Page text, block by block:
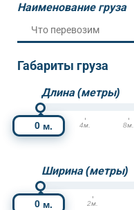
Наименование груза
Габариты груза
Длина (метры)
м.
0м. 4м. 8м.
Ширина (метры)
м.
0м. 2м.